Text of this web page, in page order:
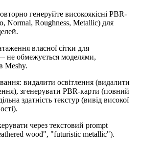
генеруйте високоякісні PBR-
Normal, Roughness, Metallic) для
власної сітки для
не обмежується моделями,
Meshy.
видалити освітлення (видалити
згенерувати PBR-карти (повний
здатність текстур (вивід високої
через текстовий prompt
wood", "futuristic metallic").